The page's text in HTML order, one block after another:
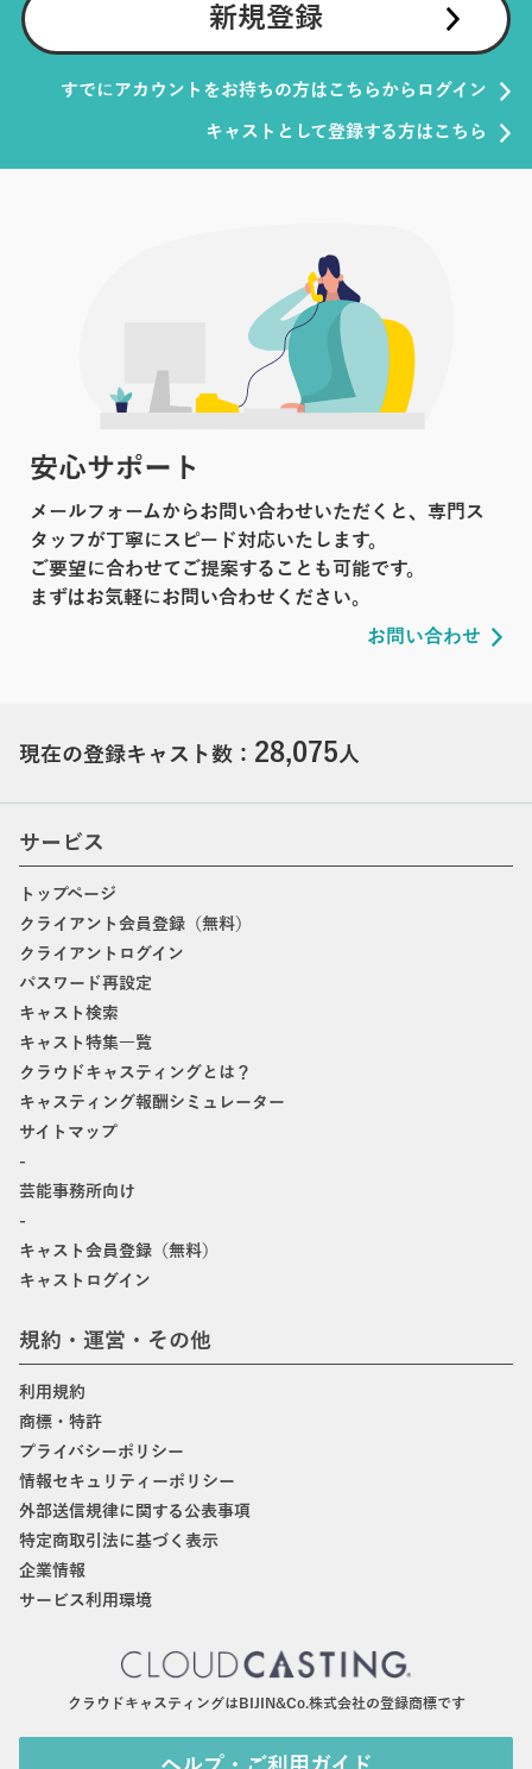
新規登録
すでにアカウントをお持ちの方はこちらからログイン
キャストとして登録する方はこちら
安心サポート
メールフォームからお問い合わせいただくと、専門ス
タッフが丁寧にスピード対応いたします。
ご要望に合わせてご提案することも可能です。
まずはお気軽にお問い合わせください。
お問い合わせ
現在の登録キャスト数： 28,075人
サービス
トップページ
クライアント会員登録（無料）
クライアントログイン
パスワード再設定
キャスト検索
キャスト特集一覧
クラウドキャスティングとは？
キャスティング報酬シミュレーター
サイトマップ
-
芸能事務所向け
-
キャスト会員登録（無料）
キャストログイン
規約・運営・その他
利用規約
商標・特許
プライバシーポリシー
情報セキュリティーポリシー
外部送信規律に関する公表事項
特定商取引法に基づく表示
企業情報
サービス利用環境
クラウドキャスティングはBIJIN&Co.株式会社の登録商標です